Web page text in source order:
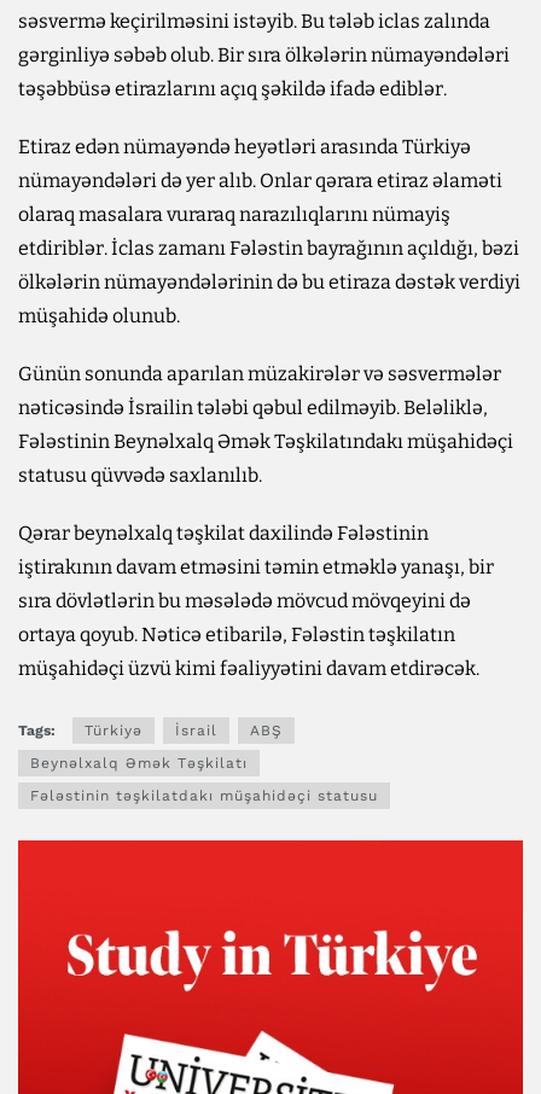
səsvermə keçirilməsini istəyib. Bu tələb iclas zalında
gərginliyə səbəb olub. Bir sıra ölkələrin nümayəndələri
təşəbbüsə etirazlarını açıq şəkildə ifadə ediblər.
Etiraz edən nümayəndə heyətləri arasında Türkiyə
nümayəndələri də yer alıb. Onlar qərara etiraz əlaməti
olaraq masalara vuraraq narazılıqlarını nümayiş
etdiriblər. İclas zamanı Fələstin bayrağının açıldığı, bəzi
ölkələrin nümayəndələrinin də bu etiraza dəstək verdiyi
müşahidə olunub.
Günün sonunda aparılan müzakirələr və səsvermələr
nəticəsində İsrailin tələbi qəbul edilməyib. Beləliklə,
Fələstinin Beynəlxalq Əmək Təşkilatındakı müşahidəçi
statusu qüvvədə saxlanılıb.
Qərar beynəlxalq təşkilat daxilində Fələstinin
iştirakının davam etməsini təmin etməklə yanaşı, bir
sıra dövlətlərin bu məsələdə mövcud mövqeyini də
ortaya qoyub. Nəticə etibarilə, Fələstin təşkilatın
müşahidəçi üzvü kimi fəaliyyətini davam etdirəcək.
Tags: Türkiyə İsrail
ABŞ
Beynəlxalq Əmək Təşkilatı
Fələstinin təşkilatdakı müşahidəçi statusu